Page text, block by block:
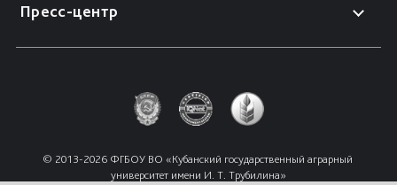
Пресс-центр
© 2013-2026 ФГБОУ ВО «Кубанский государственный аграрный
университет имени И. Т. Трубилина»